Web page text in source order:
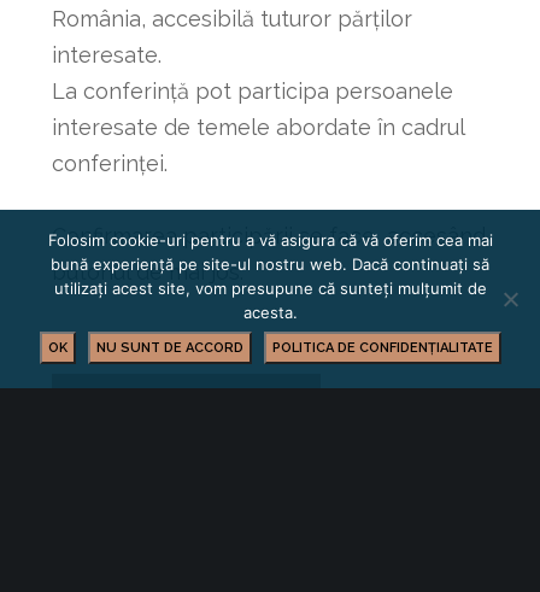
România, accesibilă tuturor părților
interesate.
La conferință pot participa persoanele
interesate de temele abordate în cadrul
conferinței.
Confirmarea participării se face accesând
butonul de mai jos.
Folosim cookie-uri pentru a vă asigura că vă oferim cea mai
bună experiență pe site-ul nostru web. Dacă continuați să
utilizați acest site, vom presupune că sunteți mulțumit de
acesta.
OK NU SUNT DE ACCORD POLITICA DE CONFIDENȚIALITATE